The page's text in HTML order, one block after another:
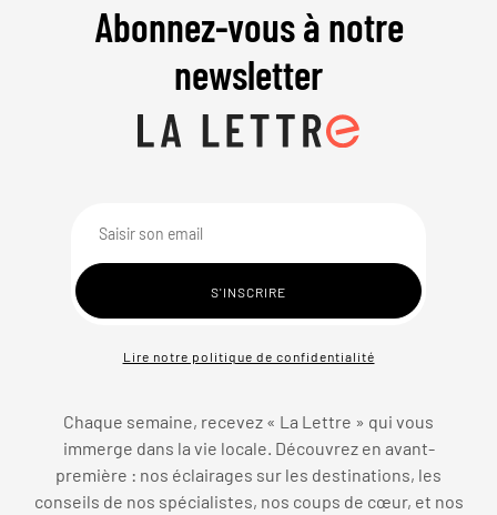
Abonnez-vous à notre
newsletter
Lire notre politique de confidentialité
Chaque semaine, recevez « La Lettre » qui vous
immerge dans la vie locale. Découvrez en avant-
première : nos éclairages sur les destinations, les
conseils de nos spécialistes, nos coups de cœur, et nos